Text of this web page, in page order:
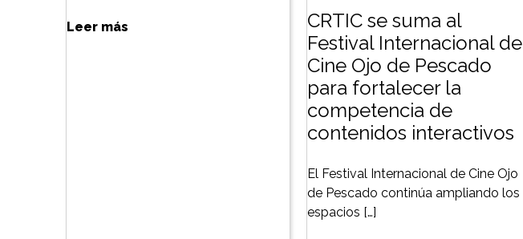
Leer más
CRTIC se suma al
Festival Internacional de
Cine Ojo de Pescado
para fortalecer la
competencia de
contenidos interactivos
El Festival Internacional de Cine Ojo
de Pescado continúa ampliando los
espacios […]